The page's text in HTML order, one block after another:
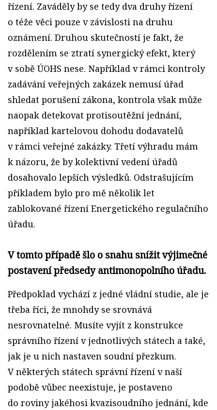
řízení. Zaváděly by se tedy dva druhy řízení
o téže věci pouze v závislosti na druhu
oznámení. Druhou skutečností je fakt, že
rozdělením se ztratí synergický efekt, který
v sobě ÚOHS nese. Například v rámci kontroly
zadávání veřejných zakázek nemusí úřad
shledat porušení zákona, kontrola však může
naopak detekovat protisoutěžní jednání,
například kartelovou dohodu dodavatelů
v rámci veřejné zakázky. Třetí výhradu mám
k názoru, že by kolektivní vedení úřadů
dosahovalo lepších výsledků. Odstrašujícím
příkladem bylo pro mě několik let
zablokované řízení Energetického regulačního
úřadu.
V tomto případě šlo o snahu snížit výjimečné
postavení předsedy antimonopolního úřadu.
Předpoklad vychází z jedné vládní studie, ale je
třeba říci, že mnohdy se srovnává
nesrovnatelné. Musíte vyjít z konstrukce
správního řízení v jednotlivých státech a také,
jak je u nich nastaven soudní přezkum.
V některých státech správní řízení v naší
podobě vůbec neexistuje, je postaveno
do roviny jakéhosi kvazisoudního jednání, kde